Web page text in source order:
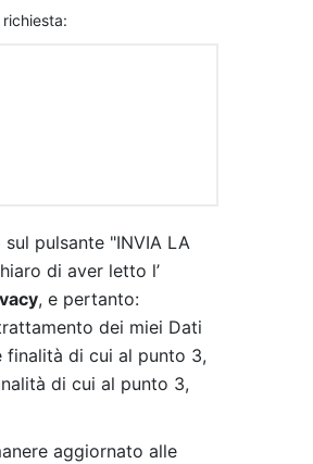
pulsante "INVIA LA
di aver letto l’
, e pertanto:
dei miei Dati
finalità di cui al punto 3,
di cui al punto 3,
aggiornato alle